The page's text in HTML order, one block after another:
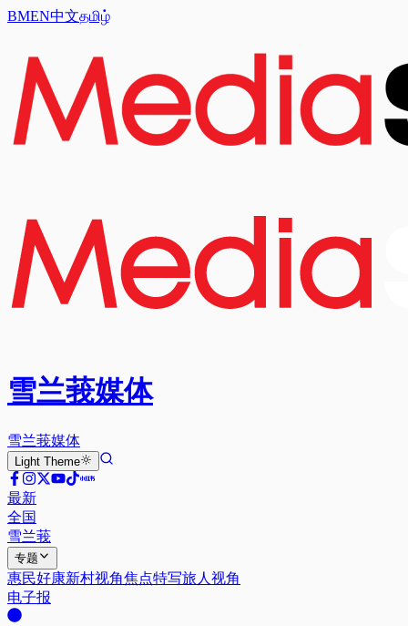
BMEN中文தமிழ்
雪兰莪媒体
雪兰莪媒体
Light Theme
最新
全国
雪兰莪
专题
惠民好康新村视角焦点特写旅人视角
电子报